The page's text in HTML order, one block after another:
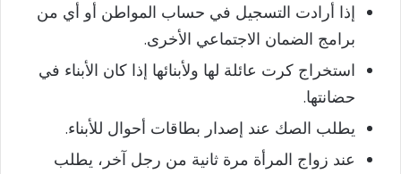
إذا أرادت التسجيل في حساب المواطن أو أي من
برامج الضمان الاجتماعي الأخرى.
استخراج كرت عائلة لها ولأبنائها إذا كان الأبناء في
حضانتها.
يطلب الصك عند إصدار بطاقات أحوال للأبناء.
عند زواج المرأة مرة ثانية من رجل آخر، يطلب